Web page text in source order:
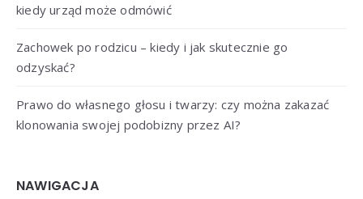
kiedy urząd może odmówić
Zachowek po rodzicu – kiedy i jak skutecznie go
odzyskać?
Prawo do własnego głosu i twarzy: czy można zakazać
klonowania swojej podobizny przez AI?
NAWIGACJA